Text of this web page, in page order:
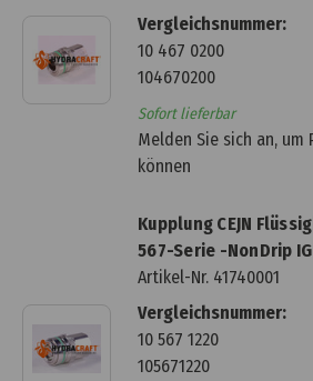
Vergleichsnummer:
10 467 0200
104670200
Sofort lieferbar
Melden Sie sich an, um
können
Kupplung CEJN
567-Serie -NonDrip IG
Artikel-Nr. 41740001
Vergleichsnummer:
10 567 1220
105671220